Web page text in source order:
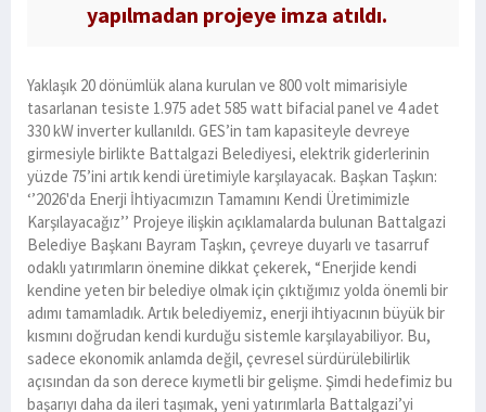
yapılmadan projeye imza atıldı.
Yaklaşık 20 dönümlük alana kurulan ve 800 volt mimarisiyle
tasarlanan tesiste 1.975 adet 585 watt bifacial panel ve 4 adet
330 kW inverter kullanıldı. GES’in tam kapasiteyle devreye
girmesiyle birlikte Battalgazi Belediyesi, elektrik giderlerinin
yüzde 75’ini artık kendi üretimiyle karşılayacak. Başkan Taşkın:
‘’2026'da Enerji İhtiyacımızın Tamamını Kendi Üretimimizle
Karşılayacağız’’ Projeye ilişkin açıklamalarda bulunan Battalgazi
Belediye Başkanı Bayram Taşkın, çevreye duyarlı ve tasarruf
odaklı yatırımların önemine dikkat çekerek, “Enerjide kendi
kendine yeten bir belediye olmak için çıktığımız yolda önemli bir
adımı tamamladık. Artık belediyemiz, enerji ihtiyacının büyük bir
kısmını doğrudan kendi kurduğu sistemle karşılayabiliyor. Bu,
sadece ekonomik anlamda değil, çevresel sürdürülebilirlik
açısından da son derece kıymetli bir gelişme. Şimdi hedefimiz bu
başarıyı daha da ileri taşımak, yeni yatırımlarla Battalgazi’yi